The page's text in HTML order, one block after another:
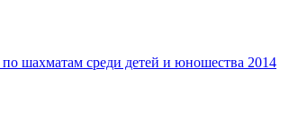
шахматам среди детей и юношества 2014